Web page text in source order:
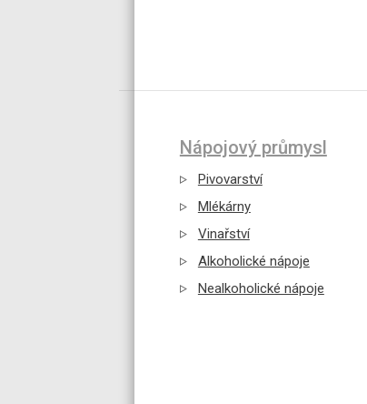
Nápojový průmysl
Pivovarství
Mlékárny
Vinařství
Alkoholické nápoje
Nealkoholické nápoje